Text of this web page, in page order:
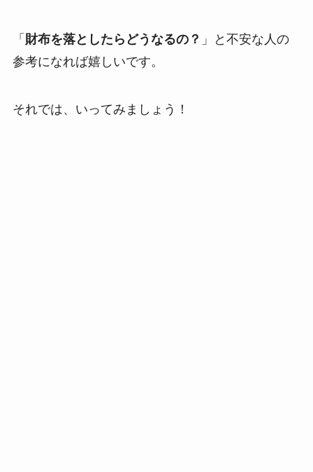
「 財布を落としたらどうなるの？ 」と不安な人の
参考になれば嬉しいです。
それでは、いってみましょう！